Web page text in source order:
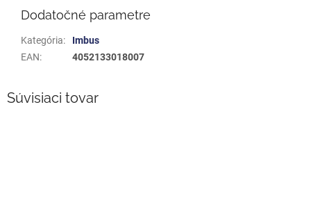
Dodatočné parametre
Kategória:
Imbus
EAN: 4052133018007
Súvisiaci tovar